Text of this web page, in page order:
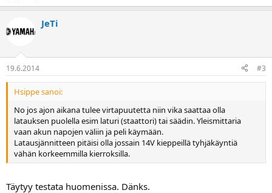
JeTi
19.6.2014 #3
Hsippe sanoi:
No jos ajon aikana tulee virtapuutetta niin vika saattaa olla
latauksen puolella esim laturi (staattori) tai säädin. Yleismittaria
vaan akun napojen väliin ja peli käymään.
Latausjännitteen pitäisi olla jossain 14V kieppeillä tyhjäkäyntiä
vähän korkeemmilla kierroksilla.
Täytyy testata huomenissa. Dänks.